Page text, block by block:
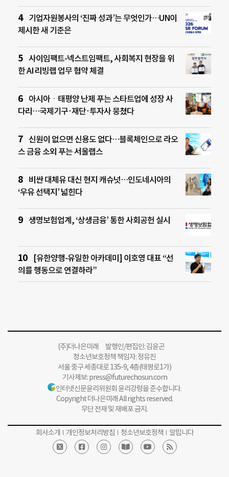
기업자원봉사의 ‘진짜 성과’는 무엇인가…UN이
제시한 새 기준은
사이임팩트-넥스트임팩트, 사회복지 현장을 위
한 AI 리빙랩 업무 협약 체결
아시아ㆍ태평양 난제 푸는 스타트업에 성장 사
다리…국제기구·재단·투자사 뭉쳤다
신원이 없으면 신용도 없다…블록체인으로 라오
스 금융 소외 푸는 서울랩스
비싼 대체유 대신 현지 캐슈넛…인도네시아의
‘우유 선택지’ 넓힌다
생명보험업계, ‘상생금융’ 통한 사회공헌 실시
[유한양행-유일한 아카데미] 이호영 대표 “선
의를 행동으로 연결하라”
(주)더나은미래 발행인/편집인: 김윤곤
청소년보호정책 책임자: 정유진
서울 중구 세종대로 135-9, 4층(태평로1가)
기사제보:press@futurechosun.com
인터넷신문윤리위원회 윤리강령을 준수합니다.
Copyright 더나은미래 All rights reserved.
무단 전재 및 재배포 금지.
회사소개 개인정보처리방침 청소년보호정책 알립니다